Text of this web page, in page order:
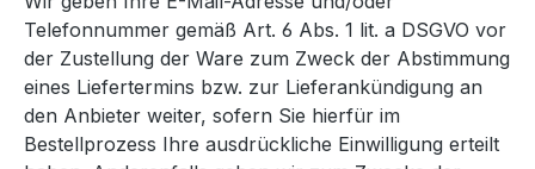
Telefonnummer gemäß Art. 6 Abs. 1 lit. a DSGVO vor
der Zustellung der Ware zum Zweck der Abstimmung
eines Liefertermins bzw. zur Lieferankündigung an
den Anbieter weiter, sofern Sie hierfür im
Bestellprozess Ihre ausdrückliche Einwilligung erteilt